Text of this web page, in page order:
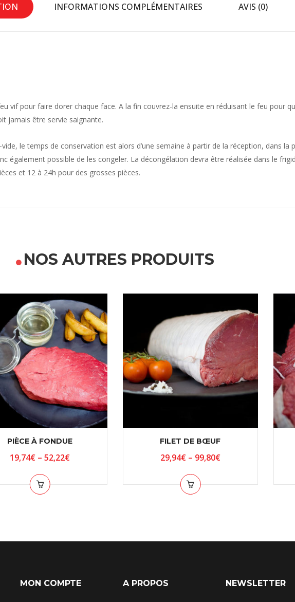
INFORMATIONS COMPLÉMENTAIRES AVIS (0)
vif pour faire dorer chaque face. A la fin couvrez-la ensuite en réduisant le feu pour
jamais être servie saignante.
le temps de conservation est alors d’une semaine à partir de la réception, dans la
également possible de les congeler. La décongélation devra être réalisée dans le
et 12 à 24h pour des grosses pièces.
NOS AUTRES PRODUITS
PIÈCE À FONDUE
19,74€ –52,22€
FILET DE BŒUF
29,94€– 99,80€
MON COMPTE A PROPOS NEWSLETTER